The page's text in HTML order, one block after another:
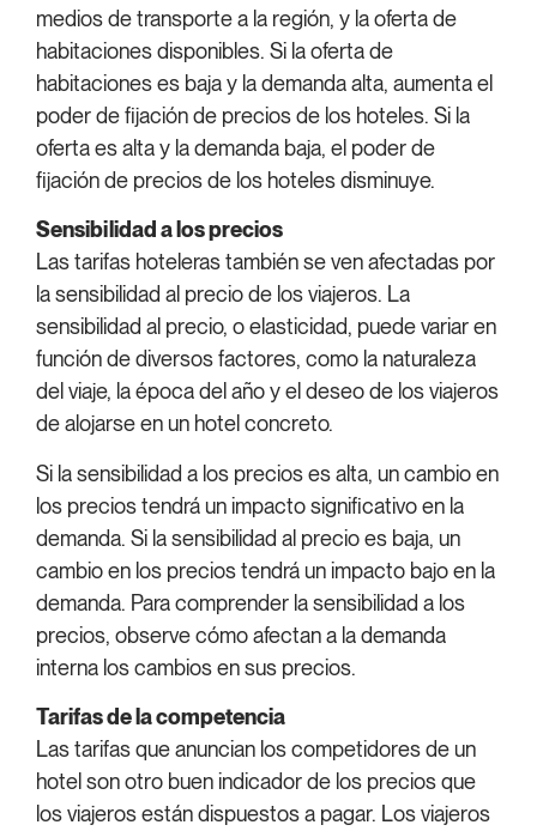
medios de transporte a la región, y la oferta de
habitaciones disponibles. Si la oferta de
habitaciones es baja y la demanda alta, aumenta el
poder de fijación de precios de los hoteles. Si la
oferta es alta y la demanda baja, el poder de
fijación de precios de los hoteles disminuye.
Sensibilidad a los precios
Las tarifas hoteleras también se ven afectadas por
la sensibilidad al precio de los viajeros. La
sensibilidad al precio, o elasticidad, puede variar en
función de diversos factores, como la naturaleza
del viaje, la época del año y el deseo de los viajeros
de alojarse en un hotel concreto.
Si la sensibilidad a los precios es alta, un cambio en
los precios tendrá un impacto significativo en la
demanda. Si la sensibilidad al precio es baja, un
cambio en los precios tendrá un impacto bajo en la
demanda. Para comprender la sensibilidad a los
precios, observe cómo afectan a la demanda
interna los cambios en sus precios.
Tarifas de la competencia
Las tarifas que anuncian los competidores de un
hotel son otro buen indicador de los precios que
los viajeros están dispuestos a pagar. Los viajeros